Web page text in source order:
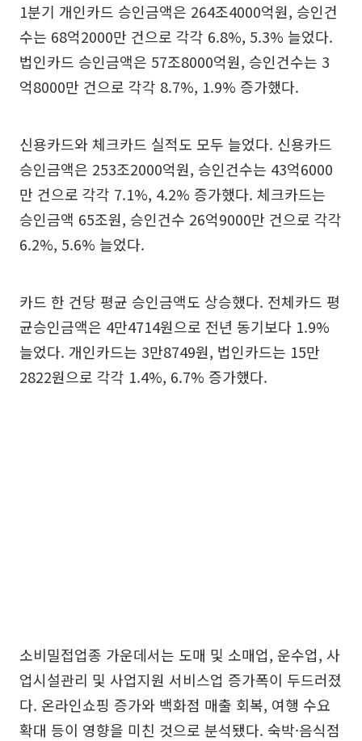
1분기 개인카드 승인금액은 264조4000억원, 승인건
수는 68억2000만 건으로 각각 6.8%, 5.3% 늘었다.
법인카드 승인금액은 57조8000억원, 승인건수는 3
억8000만 건으로 각각 8.7%, 1.9% 증가했다.
신용카드와 체크카드 실적도 모두 늘었다. 신용카드
승인금액은 253조2000억원, 승인건수는 43억6000
만 건으로 각각 7.1%, 4.2% 증가했다. 체크카드는
승인금액 65조원, 승인건수 26억9000만 건으로 각각
6.2%, 5.6% 늘었다.
카드 한 건당 평균 승인금액도 상승했다. 전체카드 평
균승인금액은 4만4714원으로 전년 동기보다 1.9%
늘었다. 개인카드는 3만8749원, 법인카드는 15만
2822원으로 각각 1.4%, 6.7% 증가했다.
소비밀접업종 가운데서는 도매 및 소매업, 운수업, 사
업시설관리 및 사업지원 서비스업 증가폭이 두드러졌
다. 온라인쇼핑 증가와 백화점 매출 회복, 여행 수요
확대 등이 영향을 미친 것으로 분석됐다. 숙박·음식점